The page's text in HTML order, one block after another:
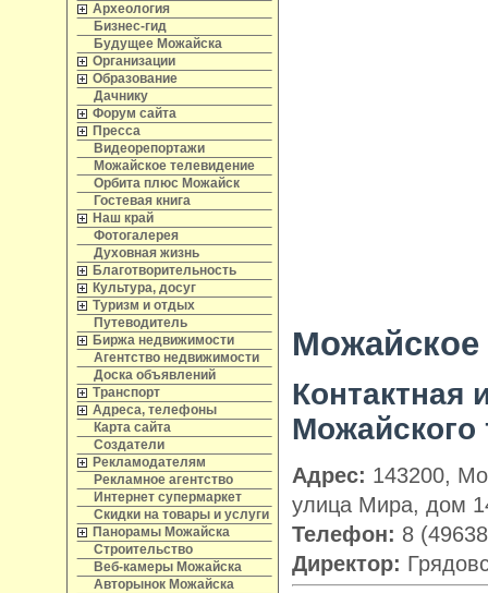
Археология
Бизнес-гид
Будущее Можайска
Организации
Образование
Дачнику
Форум сайта
Пресса
Видеорепортажи
Можайское телевидение
Орбита плюс Можайск
Гостевая книга
Наш край
Фотогалерея
Духовная жизнь
Благотворительность
Культура, досуг
Туризм и отдых
Путеводитель
Биржа недвижимости
Агентство недвижимости
Доска объявлений
Транспорт
Адреса, телефоны
Карта сайта
Создатели
Рекламодателям
Рекламное агентство
Интернет супермаркет
Скидки на товары и услуги
Панорамы Можайска
Строительство
Веб-камеры Можайска
Авторынок Можайска
Можайское
Контактная
Можайского
Адрес: 143200,
улица Мира, дом
Телефон: 8
Директор: